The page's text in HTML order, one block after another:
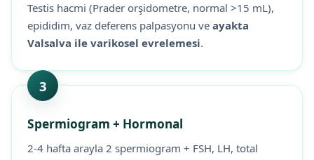
Testis hacmi (Prader orşidometre, normal >15 mL),
epididim, vaz deferens palpasyonu ve ayakta
Valsalva ile varikosel evrelemesi.
3
Spermiogram + Hormonal
2-4 hafta arayla 2 spermiogram + FSH, LH, total